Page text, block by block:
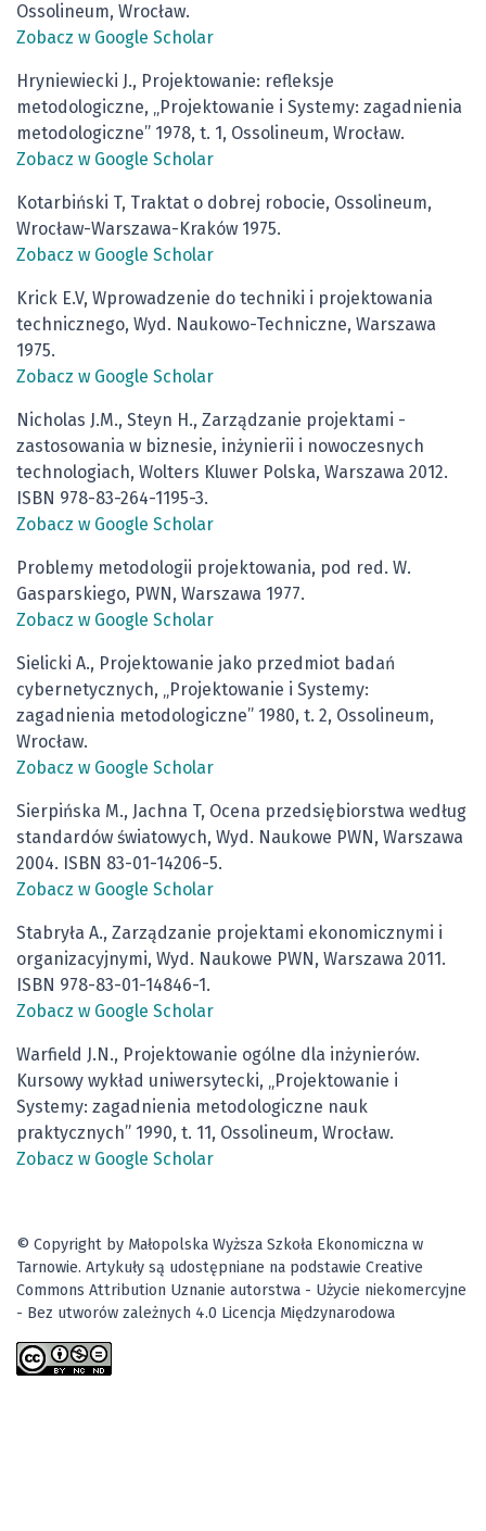
Ossolineum, Wrocław.
Zobacz w Google Scholar
Hryniewiecki J., Projektowanie: refleksje
metodologiczne, „Projektowanie i Systemy: zagadnienia
metodologiczne” 1978, t. 1, Ossolineum, Wrocław.
Zobacz w Google Scholar
Kotarbiński T, Traktat o dobrej robocie, Ossolineum,
Wrocław-Warszawa-Kraków 1975.
Zobacz w Google Scholar
Krick E.V, Wprowadzenie do techniki i projektowania
technicznego, Wyd. Naukowo-Techniczne, Warszawa
1975.
Zobacz w Google Scholar
Nicholas J.M., Steyn H., Zarządzanie projektami -
zastosowania w biznesie, inżynierii i nowoczesnych
technologiach, Wolters Kluwer Polska, Warszawa 2012.
ISBN 978-83-264-1195-3.
Zobacz w Google Scholar
Problemy metodologii projektowania, pod red. W.
Gasparskiego, PWN, Warszawa 1977.
Zobacz w Google Scholar
Sielicki A., Projektowanie jako przedmiot badań
cybernetycznych, „Projektowanie i Systemy:
zagadnienia metodologiczne” 1980, t. 2, Ossolineum,
Wrocław.
Zobacz w Google Scholar
Sierpińska M., Jachna T, Ocena przedsiębiorstwa według
standardów światowych, Wyd. Naukowe PWN, Warszawa
2004. ISBN 83-01-14206-5.
Zobacz w Google Scholar
Stabryła A., Zarządzanie projektami ekonomicznymi i
organizacyjnymi, Wyd. Naukowe PWN, Warszawa 2011.
ISBN 978-83-01-14846-1.
Zobacz w Google Scholar
Warfield J.N., Projektowanie ogólne dla inżynierów.
Kursowy wykład uniwersytecki, „Projektowanie i
Systemy: zagadnienia metodologiczne nauk
praktycznych” 1990, t. 11, Ossolineum, Wrocław.
Zobacz w Google Scholar
© Copyright by Małopolska Wyższa Szkoła Ekonomiczna w
Tarnowie. Artykuły są udostępniane na podstawie Creative
Commons Attribution Uznanie autorstwa - Użycie niekomercyjne
- Bez utworów zależnych 4.0 Licencja Międzynarodowa